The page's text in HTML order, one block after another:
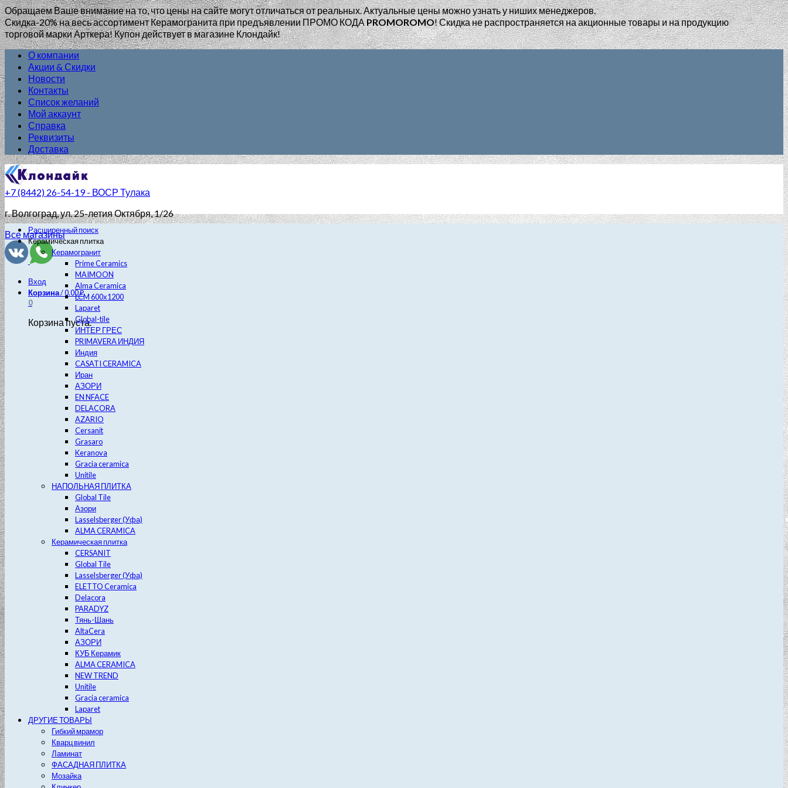
Обращаем Ваше внимание на то, что цены на сайте могут отличаться от реальных. Актуальные цены можно узнать у ниших менеджеров.
Скидка-20% на весь ассортимент Керамогранита при предъявлении ПРОМО КОДАPROMOROMO!Скидка не распространяется на акционные товары и на продукцию
торговой марки Арткера! Купон действует в магазине Клондайк!
О компании
Акции & Скидки
Новости
Контакты
Список желаний
Мой аккаунт
Справка
Реквизиты
Доставка
+7 (8442) 26-54-19 - ВОСР Тулака
г. Волгоград, ул. 25-летия Октября, 1/26
Все магазины
Вход
Корзина/0.00₽
0
Корзина пуста.
Расширенный поиск
Керамическая плитка
Керамогранит
Prime Ceramics
MAIMOON
Alma Ceramica
LCM 600х1200
Laparet
Global-tile
ИНТЕР ГРЕС
PRIMAVERA ИНДИЯ
Индия
CASATI CERAMICA
Иран
АЗОРИ
EN NFACE
DELACORA
AZARIO
Cersanit
Grasaro
Keranova
Gracia ceramica
Unitile
НАПОЛЬНАЯ ПЛИТКА
Global Tile
Азори
Lasselsberger (Уфа)
ALMA CERAMICA
Керамическая плитка
CERSANIT
Global Tile
Lasselsberger (Уфа)
ELETTO Ceramica
Delacora
PARADYZ
Тянь-Шань
AltaCera
АЗОРИ
КУБ Керамик
ALMA CERAMICA
NEW TREND
Unitile
Gracia ceramica
Laparet
ДРУГИЕ ТОВАРЫ
Гибкий мрамор
Кварц винил
Ламинат
ФАСАДНАЯ ПЛИТКА
Мозайка